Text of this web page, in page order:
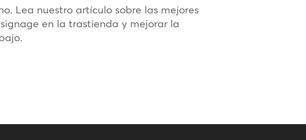
Lea nuestro artículo sobre las mejores
en la trastienda y mejorar la